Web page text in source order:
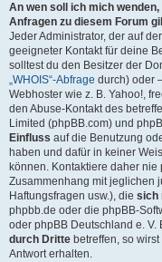
An wen soll ich mich
Anfragen zu diesem Forum
Jeder Administrator, der auf
geeigneter Kontakt für deine
solltest du den Besitzer der
„WHOIS“-Abfrage durch) oder
Webhoster wie z. B. Yahoo!,
den Abuse-Kontakt des
Limited (phpBB.com) und
Einfluss auf die Benutzung
haben und dafür in keiner
können. Kontaktiere daher
Zusammenhang mit jeglichen
Haftungsfragen usw.), die sich
phpbb.de oder die phpBB-
oder phpBB Deutschland e. V.
durch Dritte betreffen, so
Antwort erhalten.